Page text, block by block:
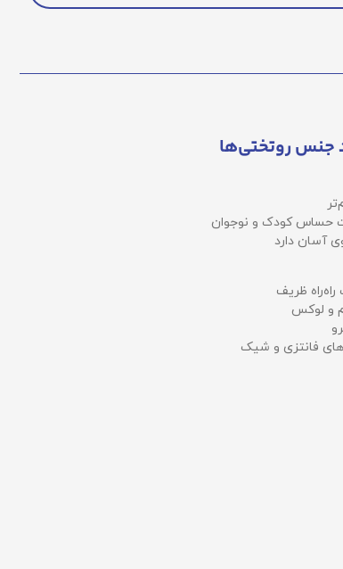
جنس روتختی‌ها
حساس کودک و نوجوان
آسان دارد
ظریف
و لوکس
فانتزی و شیک